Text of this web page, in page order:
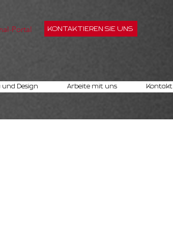
Portal KONTAKTIEREN SIE UNS
Design Arbeite mit uns Kontakt